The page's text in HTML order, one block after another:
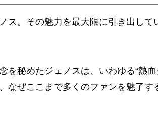
ス。その魅力を最大限に引き出して
秘めたジェノスは、いわゆる“熱血
なぜここまで多くのファンを魅了す